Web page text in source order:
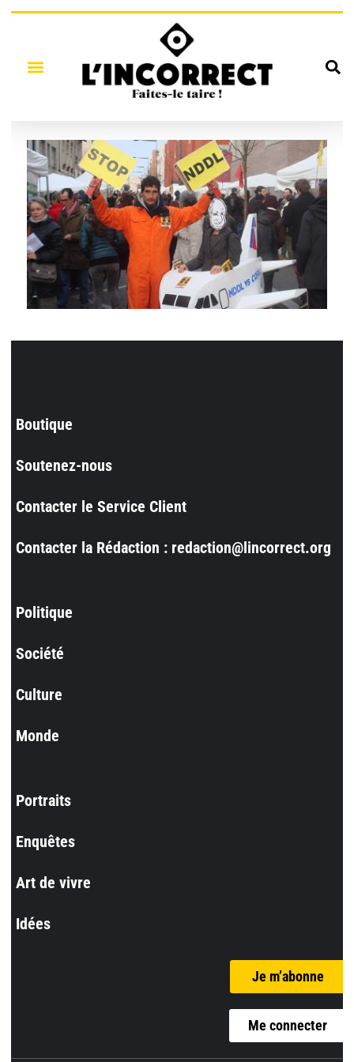
Boutique
Soutenez-nous
Contacter le Service Client
Contacter la Rédaction : redaction@lincorrect.org
Politique
Société
Culture
Monde
Portraits
Enquêtes
Art de vivre
Idées
Je m’abonne
Me connecter